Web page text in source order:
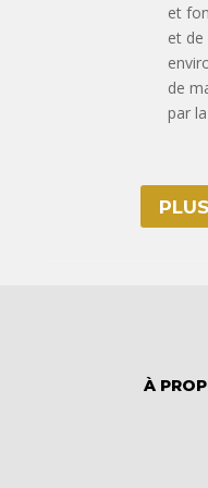
et
et de
de
par
À